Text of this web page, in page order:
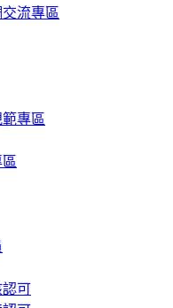
流專區
專區
可